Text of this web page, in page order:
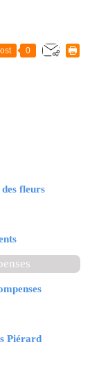
0
fleurs
Piérard